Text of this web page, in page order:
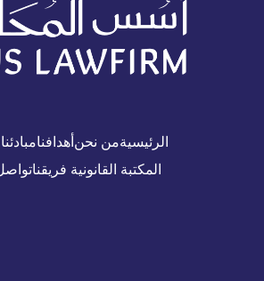
الرئيسيةمن نحنأهدافنامبادئنا
المكتبة القانونية فريقنا